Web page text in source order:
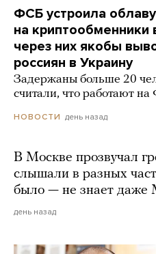
ФСБ устроила облаву
на
через них якобы
россиян в Украину
Задержаны больше 20
считали, что работают
НОВОСТИ день назад
В Москве прозвучал
слышали в разных
было — не знает
день назад